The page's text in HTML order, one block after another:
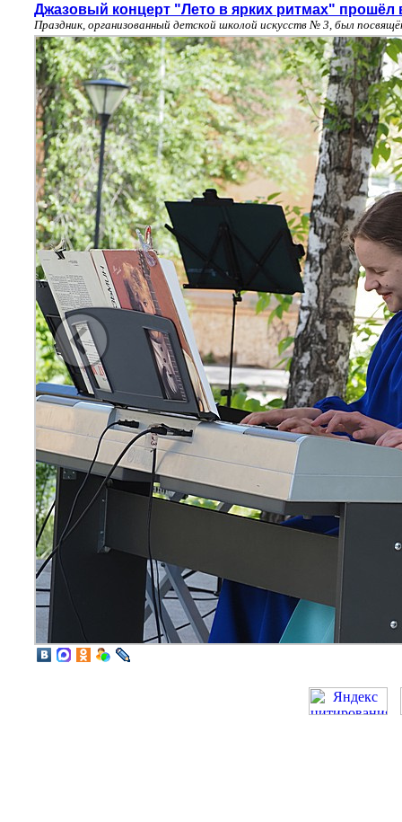
Джазовый концерт "Лето в ярких ритмах" прошёл
Праздник, организованный детской школой искусств № 3, был